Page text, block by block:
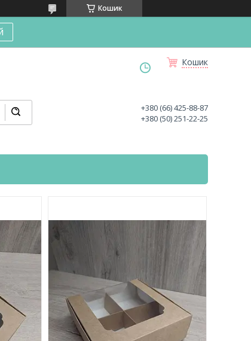
Кошик
Кошик
+380 (66) 425-88-87
+380 (50) 251-22-25